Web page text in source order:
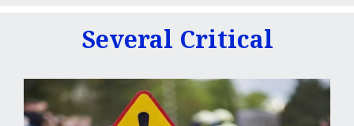
Several Critical